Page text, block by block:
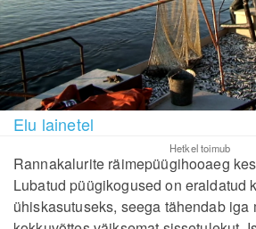
Elu lainetel
Hetkel toimub
Rannakalurite räimepüügihooaeg
Lubatud püügikogused on eraldatud
ühiskasutuseks, seega tähendab iga